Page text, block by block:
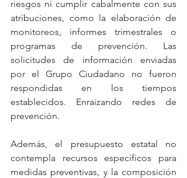
riesgos ni cumplir cabalmente con sus
atribuciones, como la elaboración de
monitoreos, informes trimestrales o
programas de prevención. Las
solicitudes de información enviadas
por el Grupo Ciudadano no fueron
respondidas en los tiempos
establecidos. Enraizando redes de
prevención.
Además, el presupuesto estatal no
contempla recursos específicos para
medidas preventivas, y la composición